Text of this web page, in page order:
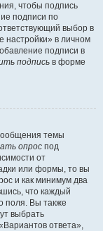
чтобы подпись
подписи по
выбор в
настройки» в личном
подписи в
подпись в форме
темы
опрос под
от
или формы, то вы
и как минимум два
что каждый
поля. Вы также
выбрать
ответа»,